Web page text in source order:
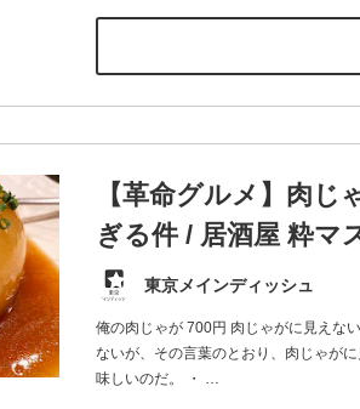
【革命グルメ】肉
ぎる件 / 居酒屋 粋マ
東京メインディッシュ
俺の肉じゃが 700円 肉じゃがに見えな
ないが、その言葉のとおり、肉じゃが
味しいのだ。 ・
…